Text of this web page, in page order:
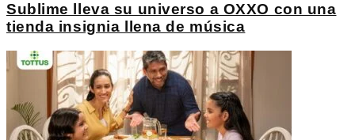
Sublime lleva su universo a OXXO con una
tienda insignia llena de música